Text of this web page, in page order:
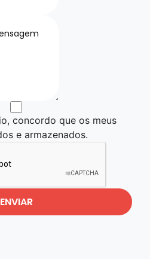
concordo que os meus
e armazenados.
ENVIAR